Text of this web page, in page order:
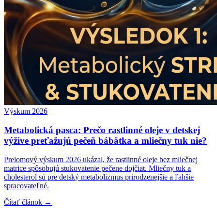
Výskum 2026
Metabolická pasca: Prečo rastlinné oleje v detskej
výžive preťažujú pečeň bábätka a mliečny tuk nie?
Prelomový výskum 2026 ukázal, že rastlinné oleje bez mliečnej
matrice spôsobujú stukovatenie pečene dojčiat. Mliečny tuk a
cholesterol sú pre detský metabolizmus prirodzenejšie a ľahšie
spracovateľné.
Čítať článok →